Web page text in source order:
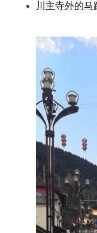
川主寺外的马